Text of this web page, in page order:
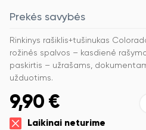
Prekės savybės
Rinkinys rašiklis+tušinukas
rožinės spalvos – kasdienė
paskirtis – užrašams,
užduotims.
9,90 €
Laikinai neturime